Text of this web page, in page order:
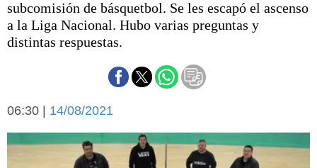
Básquetbol
Fútbol
Cines
Economía y campo
Espacio empresas
Sociedad y tiempo
Sociedad
subcomisión de básquetbol. Se les escapó el ascenso
a la Liga Nacional. Hubo varias preguntas y
distintas respuestas.
06:30 | 14/08/2021